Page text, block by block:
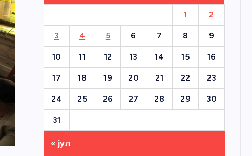
1 2
3 4 5 6 7 8 9
10 11 12 13 14 15 16
17 18 19 20 21 22 23
24 25 26 27 28 29 30
31
« јул